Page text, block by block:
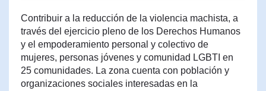
Contribuir a la reducción de la violencia machista, a
través del ejercicio pleno de los Derechos Humanos
y el empoderamiento personal y colectivo de
mujeres, personas jóvenes y comunidad LGBTI en
25 comunidades. La zona cuenta con población y
organizaciones sociales interesadas en la